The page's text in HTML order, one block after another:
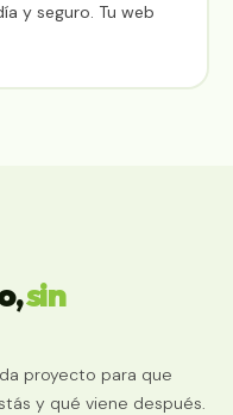
y seguro. Tu web
sin
proyecto para que
y qué viene después.